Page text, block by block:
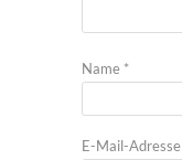
Name *
E-Mail-Adresse